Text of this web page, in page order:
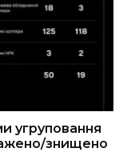
угруповання
знищено